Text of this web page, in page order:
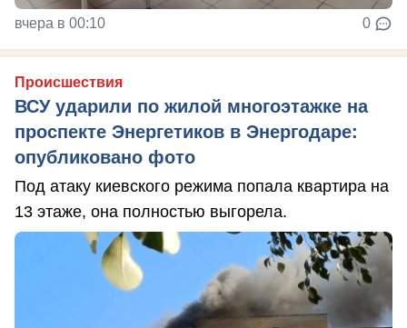
вчера в 00:10 0
Происшествия
ВСУ ударили по жилой многоэтажке на
проспекте Энергетиков в Энергодаре:
опубликовано фото
Под атаку киевского режима попала квартира на
13 этаже, она полностью выгорела.